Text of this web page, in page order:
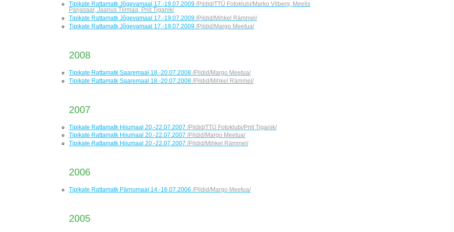
Tipikate Rattamatk Jõgevamaal 17.-19.07.2009 /Pildid/TTÜ Fotoklubi/Marko Vilberg, Meelis
Pärjasaar, Jaanus Tiirmaa, Priit Tiganik/
Tipikate Rattamatk Jõgevamaal 17.-19.07.2009 /Pildid/Mihkel Rämmel/
Tipikate Rattamatk Jõgevamaal 17.-19.07.2009 /Pildid/Margo Meetua/
2008
Tipikate Rattamatk Saaremaal 18.-20.07.2008 /Pildid/Margo Meetua/
Tipikate Rattamatk Saaremaal 18.-20.07.2008 /Pildid/Mihkel Rämmel/
2007
Tipikate Rattamatk Hiiumaal 20.-22.07.2007 /Pildid/TTÜ Fotoklubi/Priit Tiganik/
Tipikate Rattamatk Hiiumaal 20.-22.07.2007 /Pildid/Margo Meetua/
Tipikate Rattamatk Hiiumaal 20.-22.07.2007 /Pildid/Mihkel Rämmel/
2006
Tipikate Rattamatk Pärnumaal 14.-16.07.2006 /Pildid/Margo Meetua/
2005